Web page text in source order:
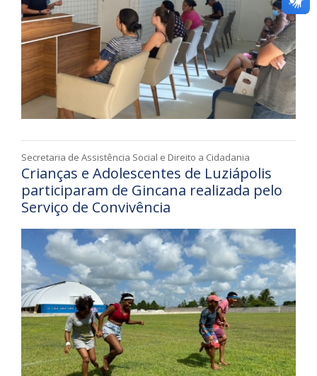
Secretaria de Assistência Social e Direito a Cidadania
Crianças e Adolescentes de Luziápolis
participaram de Gincana realizada pelo
Serviço de Convivência